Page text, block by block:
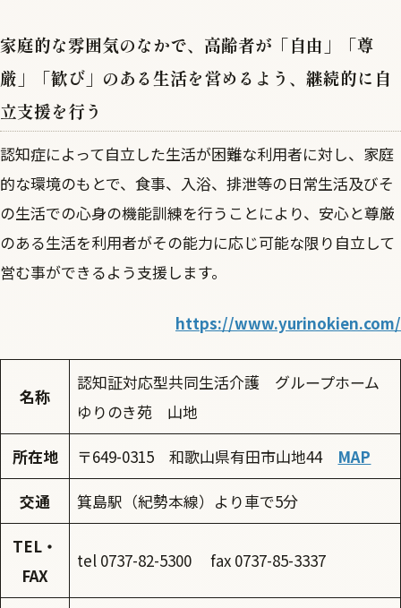
家庭的な雰囲気のなかで、高齢者が「自由」「尊
厳」「歓び」のある生活を営めるよう、継続的に自
立支援を行う
認知症によって自立した生活が困難な利用者に対し、家庭
的な環境のもとで、食事、入浴、排泄等の日常生活及びそ
の生活での心身の機能訓練を行うことにより、安心と尊厳
のある生活を利用者がその能力に応じ可能な限り自立して
営む事ができるよう支援します。
https://www.yurinokien.com/
名称
認知証対応型共同生活介護 グループホーム
ゆりのき苑 山地
所在地
〒649-0315 和歌山県有田市山地44 MAP
交通
箕島駅（紀勢本線）より車で5分
TEL・
FAX
tel 0737-82-5300 fax 0737-85-3337